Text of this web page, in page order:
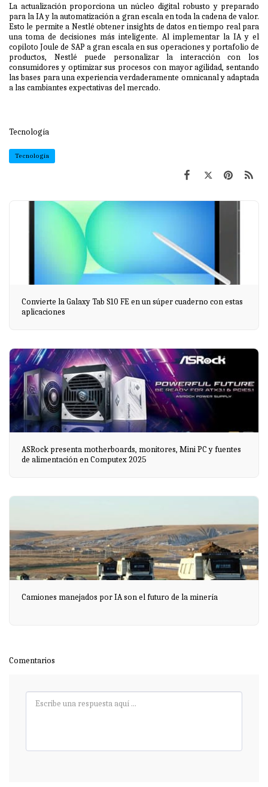
La actualización proporciona un núcleo digital robusto y preparado
para la IA y la automatización a gran escala en toda la cadena de valor.
Esto le permite a Nestlé obtener insights de datos en tiempo real para
una toma de decisiones más inteligente. Al implementar la IA y el
copiloto Joule de SAP a gran escala en sus operaciones y portafolio de
productos, Nestlé puede personalizar la interacción con los
consumidores y optimizar sus procesos con mayor agilidad, sentando
las bases para una experiencia verdaderamente omnicanal y adaptada
a las cambiantes expectativas del mercado.
Tecnología
Tecnología
Convierte la Galaxy Tab S10 FE en un súper cuaderno con estas
aplicaciones
ASRock presenta motherboards, monitores, Mini PC y fuentes
de alimentación en Computex 2025
Camiones manejados por IA son el futuro de la minería
Comentarios